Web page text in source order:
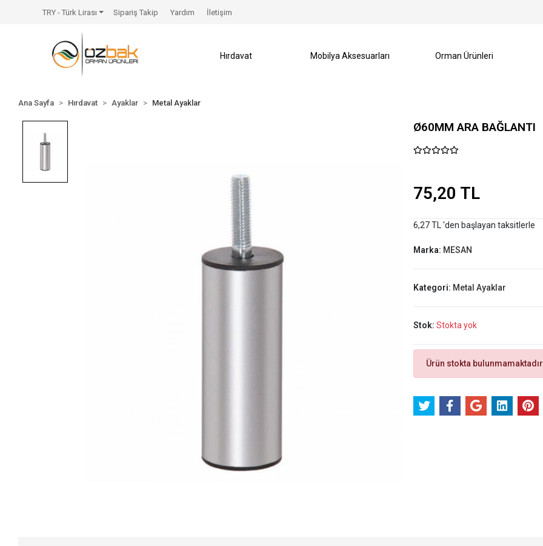
TRY - Türk Lirası Sipariş Takip Yardım İletişim
Hırdavat Mobilya Aksesuarları Orman Ürünleri
Ana Sayfa Hırdavat Ayaklar Metal Ayaklar
Ø60MM ARA BAĞLANTI
75,20 TL
6,27 TL 'den başlayan taksitlerle
Marka: MESAN
Kategori: Metal Ayaklar
Stok: Stokta yok
Ürün stokta